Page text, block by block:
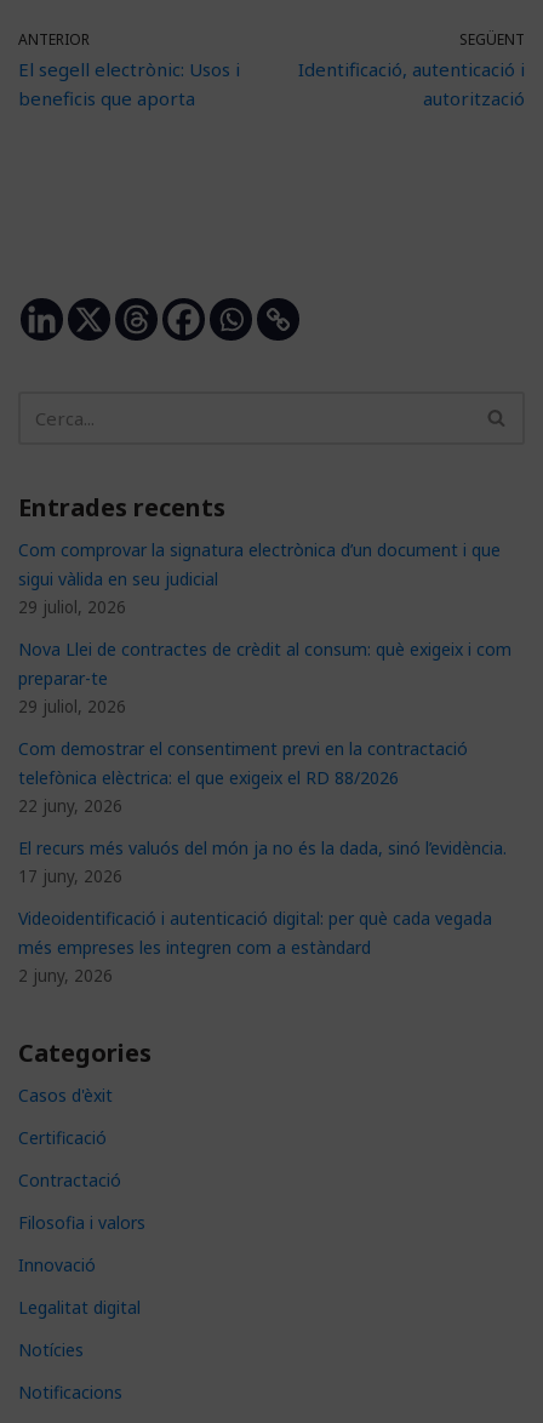
ANTERIOR
El segell electrònic: Usos i
beneficis que aporta
SEGÜENT
Identificació, autenticació i
autorització
Entrades recents
Com comprovar la signatura electrònica d’un document i que
sigui vàlida en seu judicial
29 juliol, 2026
Nova Llei de contractes de crèdit al consum: què exigeix i com
preparar-te
29 juliol, 2026
Com demostrar el consentiment previ en la contractació
telefònica elèctrica: el que exigeix el RD 88/2026
22 juny, 2026
El recurs més valuós del món ja no és la dada, sinó l’evidència.
17 juny, 2026
Videoidentificació i autenticació digital: per què cada vegada
més empreses les integren com a estàndard
2 juny, 2026
Categories
Casos d'èxit
Certificació
Contractació
Filosofia i valors
Innovació
Legalitat digital
Notícies
Notificacions